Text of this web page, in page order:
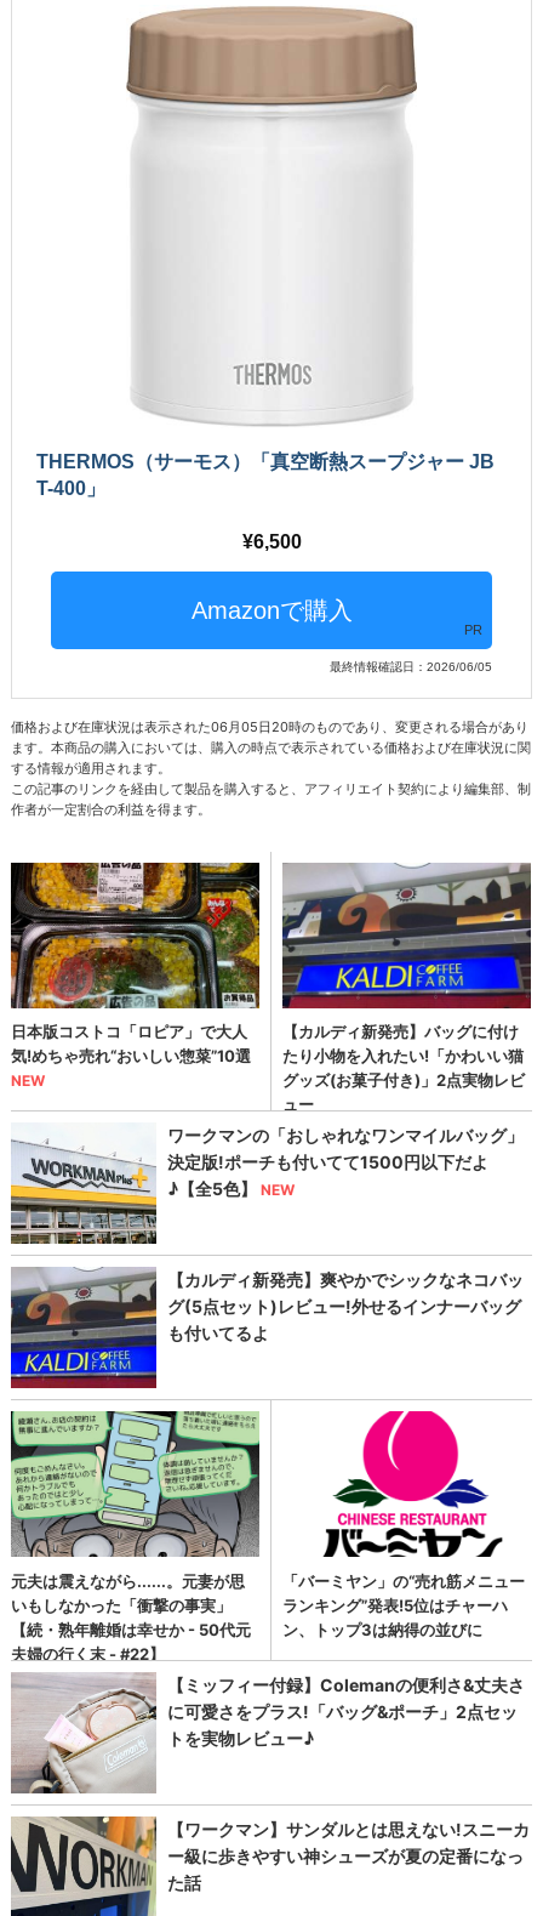
THERMOS（サーモス）「真空断熱スープジャー JB
T-400」
6,500
PR
最終情報確認日：2026/06/05
価格および在庫状況は表示された06月05日20時のものであり、変更される場合があり
ます。本商品の購入においては、購入の時点で表示されている価格および在庫状況に関
する情報が適用されます。
この記事のリンクを経由して製品を購入すると、アフィリエイト契約により編集部、制
作者が一定割合の利益を得ます。